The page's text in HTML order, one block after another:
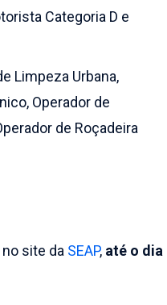
Categoria D e
Limpeza Urbana,
Operador de
de Roçadeira
site da SEAP, até o dia